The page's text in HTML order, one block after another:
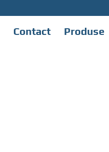
Contact Produse